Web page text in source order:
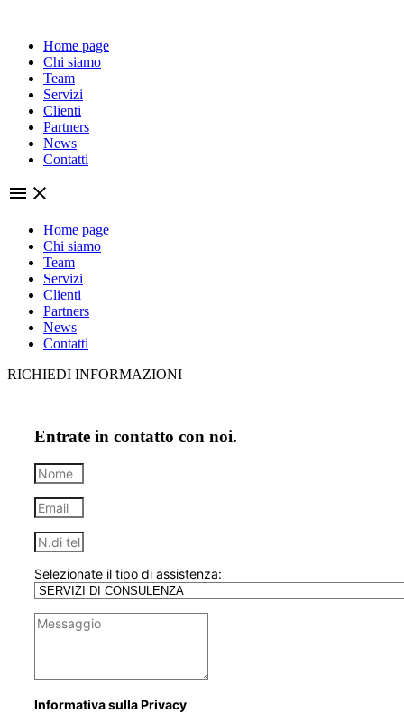
contenutoHome page
Chi siamo
Team
Servizi
Clienti
Partners
News
Contatti
Home page
Chi siamo
Team
Servizi
Clienti
Partners
News
Contatti
RICHIEDI INFORMAZIONI
Entrate in contatto con noi.
Selezionate il tipo di assistenza:
Informativa sulla Privacy